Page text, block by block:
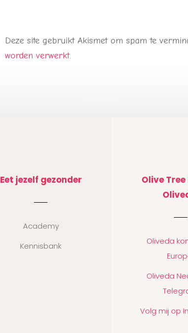
Deze site gebruikt Akismet om spam te
worden verwerkt.
Eet jezelf gezonder
Academy
Kennisbank
Olive Tree
Oliveda
Oliveda
Volg mij op